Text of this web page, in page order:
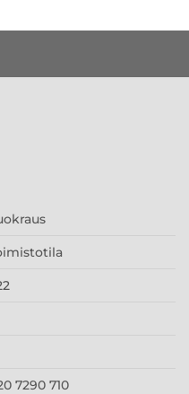
7290 710